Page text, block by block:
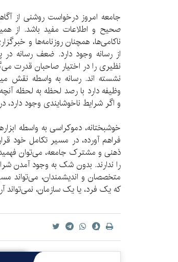
جامعه امروز درخواست روشنی از
صحیح و اطلاعات مفید باشد. از
ناکامی‌ها، همچنان روزنامه‌ها و
از رسانه وجود دارد. ضعف رسانه
نظیری را در اختیار صاحبان قدرت
نشسته اند. رسانه به واسطه نقش
وظیفه دارد با رصد لحظه به لحظه
و اگر شرایط ناخوشایندی وجود دارد،
خوشبختانه، دموکراسی به واسطه
فراهم آورده، در مسیر تکامل خود
ذهنی و مشترک جامعه، می‌توان
را ندارند. بدون شک به وجود آمدن
متخصصان و اندیشمندان، می‌تواند
که یک فرد، یا یک سازمان، نمی‌تواند